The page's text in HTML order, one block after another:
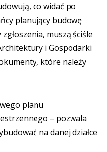
co widać po
planujący budowę
muszą ściśle
i Gospodarki
które należy
planu
– pozwala
na danej działce